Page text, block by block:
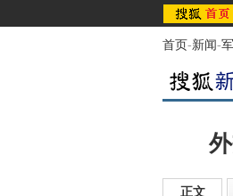
首页-新闻-
正文